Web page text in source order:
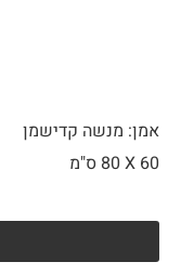
אמן: מנשה קדישמן
60 X